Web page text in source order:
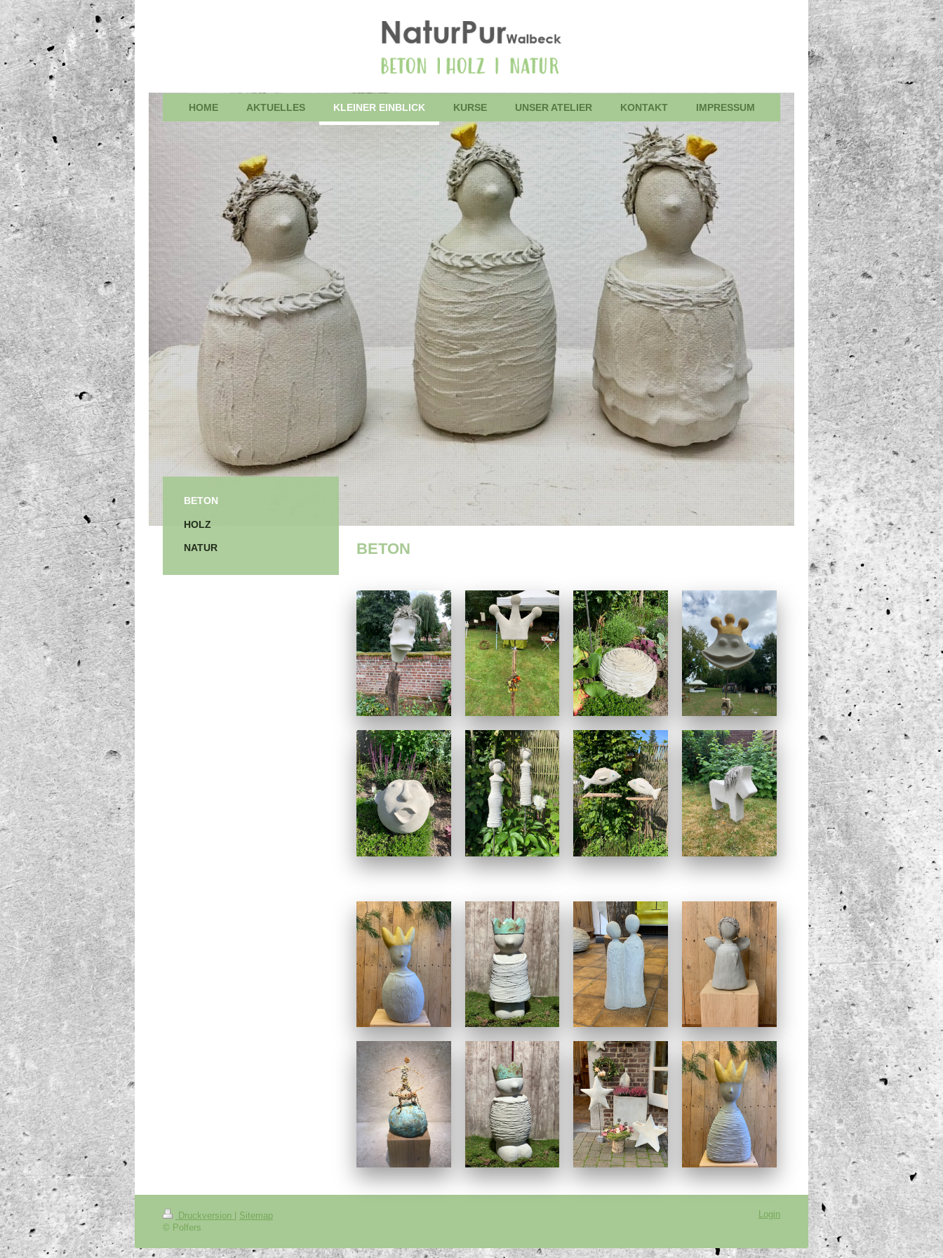
HOME AKTUELLES KLEINER EINBLICK KURSE UNSER ATELIER KONTAKT IMPRESSUM
BETON
BETON
HOLZ
NATUR
Druckversion
Sitemap
© Polfers
Login